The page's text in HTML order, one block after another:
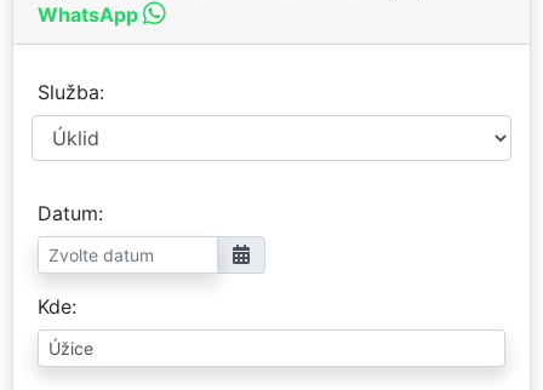
WhatsApp
Služba
Datum
Kde